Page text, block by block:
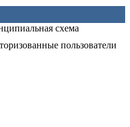
схема
пользователи